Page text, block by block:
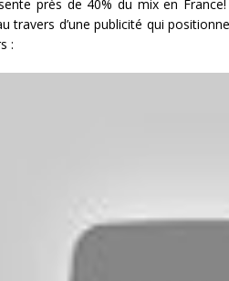
près de 40% du mix en
travers d’une publicité qui
: